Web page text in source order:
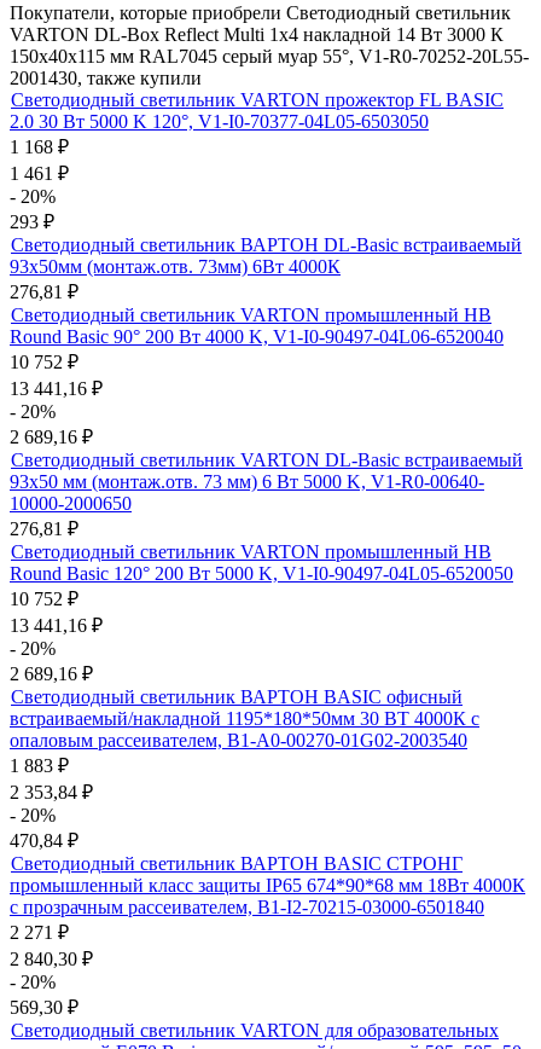
Покупатели, которые приобрели Светодиодный светильник
VARTON DL-Box Reflect Multi 1x4 накладной 14 Вт 3000 К
150х40х115 мм RAL7045 серый муар 55°, V1-R0-70252-20L55-
2001430, также купили
Светодиодный светильник VARTON прожектор FL BASIC
2.0 30 Вт 5000 K 120°, V1-I0-70377-04L05-6503050
1 168 ₽
1 461 ₽
- 20%
293 ₽
Светодиодный светильник ВАРТОН DL-Basic встраиваемый
93х50мм (монтаж.отв. 73мм) 6Вт 4000К
276,81 ₽
Светодиодный светильник VARTON промышленный HB
Round Basic 90° 200 Вт 4000 K, V1-I0-90497-04L06-6520040
10 752 ₽
13 441,16 ₽
- 20%
2 689,16 ₽
Светодиодный светильник VARTON DL-Basic встраиваемый
93х50 мм (монтаж.отв. 73 мм) 6 Вт 5000 K, V1-R0-00640-
10000-2000650
276,81 ₽
Светодиодный светильник VARTON промышленный HB
Round Basic 120° 200 Вт 5000 K, V1-I0-90497-04L05-6520050
10 752 ₽
13 441,16 ₽
- 20%
2 689,16 ₽
Светодиодный светильник ВАРТОН BASIC офисный
встраиваемый/накладной 1195*180*50мм 30 ВТ 4000К с
опаловым рассеивателем, B1-A0-00270-01G02-2003540
1 883 ₽
2 353,84 ₽
- 20%
470,84 ₽
Светодиодный светильник ВАРТОН BASIC СТРОНГ
промышленный класс защиты IP65 674*90*68 мм 18Вт 4000К
с прозрачным рассеивателем, B1-I2-70215-03000-6501840
2 271 ₽
2 840,30 ₽
- 20%
569,30 ₽
Светодиодный светильник VARTON для образовательных